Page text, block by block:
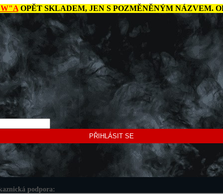
OPĚT SKLADEM, JEN S POZMĚNĚNÝM NÁZVEM.
PŘIHLÁSIT SE
podpora: